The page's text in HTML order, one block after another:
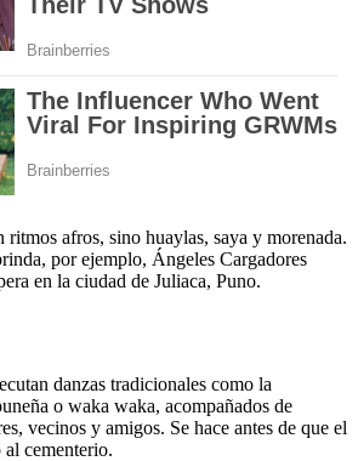
ritmos afros, sino huaylas, saya y morenada.
por ejemplo, Ángeles Cargadores
en la ciudad de Juliaca, Puno.
danzas tradicionales como la
o waka waka, acompañados de
vecinos y amigos. Se hace antes de que el
cementerio.